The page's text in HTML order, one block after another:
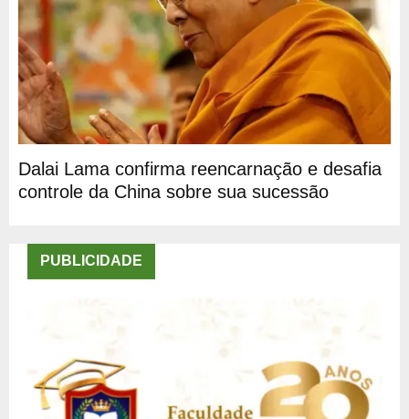
Dalai Lama confirma reencarnação e desafia
controle da China sobre sua sucessão
PUBLICIDADE